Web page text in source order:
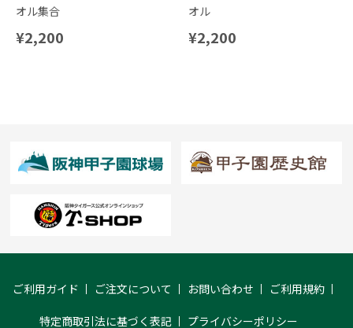
オル集合
¥2,200
オル
¥2,200
ご利用ガイド ご注文について お問い合わせ ご利用規約
特定商取引法に基づく表記 プライバシーポリシー